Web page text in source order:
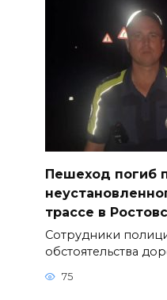
Пешеход погиб
трассе в
Сотрудники
обстоятельства
75